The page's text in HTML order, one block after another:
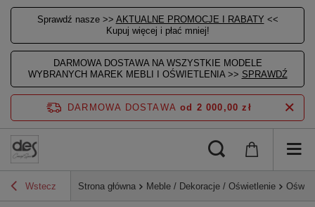
Sprawdź nasze >> AKTUALNE PROMOCJE I RABATY <<
Kupuj więcej i płać mniej!
DARMOWA DOSTAWA NA WSZYSTKIE MODELE
WYBRANYCH MAREK MEBLI I OŚWIETLENIA >> SPRAWDŹ
DARMOWA DOSTAWA od 2 000,00 zł
Wstecz Strona główna Meble / Dekoracje / Oświetlenie